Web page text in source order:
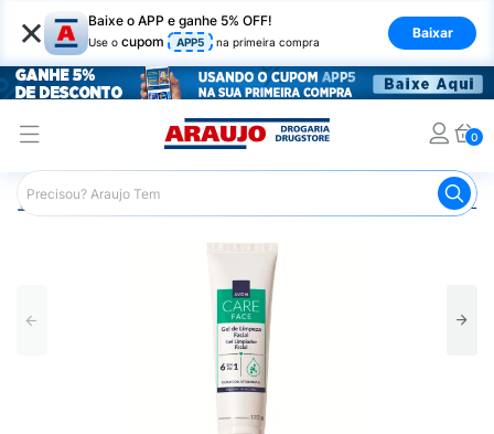
× Baixe o APP e ganhe 5% OFF!
Use o cupom APP5 na primeira compra
Baixar
0
Araujo Beleza e Cuidados Cuidados com o Rosto